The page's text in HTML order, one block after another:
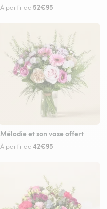
À partir de 52€95
Mélodie et son vase offert
À partir de42€95